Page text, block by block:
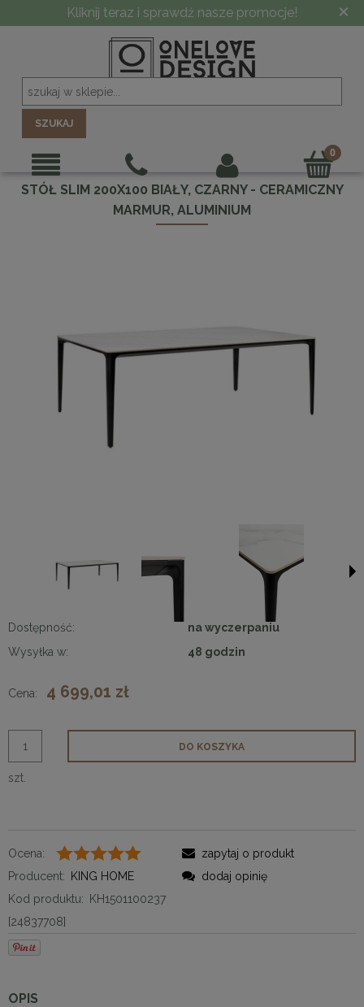
Kliknij teraz i sprawdź nasze promocje! ×
SZUKAJ
STÓŁ SLIM 200X100 BIAŁY, CZARNY - CERAMICZNY
MARMUR, ALUMINIUM
Dostępność:
na wyczerpaniu
Wysyłka w:
48 godzin
Cena: 4 699,01 zł
szt.
DO KOSZYKA
Ocena:
Producent:
KING HOME
Kod produktu:
KH1501100237
[24837708]
zapytaj o produkt
dodaj opinię
OPIS